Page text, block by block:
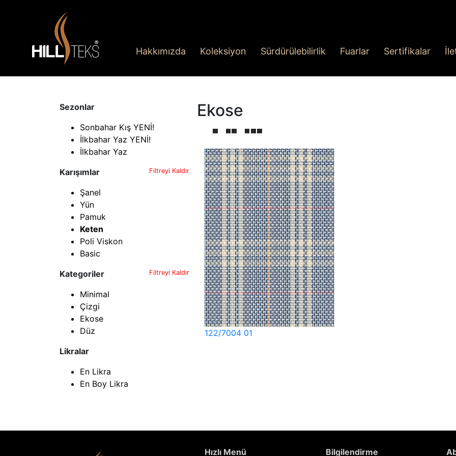
Hakkımızda Koleksiyon Sürdürülebilirlik Fuarlar Sertifikalar
Sezonlar
Sonbahar Kış YENİ!
İlkbahar Yaz YENİ!
İlkbahar Yaz
Karışımlar
Filtreyi Kaldır
Şanel
Yün
Pamuk
Keten
Poli Viskon
Basic
Kategoriler
Filtreyi Kaldır
Minimal
Çizgi
Ekose
Düz
Likralar
En Likra
En Boy Likra
Ekose
122/7004 01
Hızlı Menü Bilgilendirme